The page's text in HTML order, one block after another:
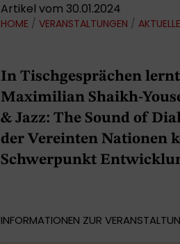
Artikel vom 30.01.2024
HOME / VERANSTALTUNGEN /
In Tischgesprächen
Maximilian Shaikh-
& Jazz: The Sound of
der Vereinten Nationen
Schwerpunkt
INFORMATIONEN ZUR